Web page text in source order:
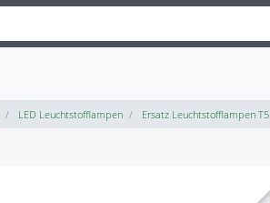
LED Leuchtstofflampen Ersatz Leuchtstofflampen T5